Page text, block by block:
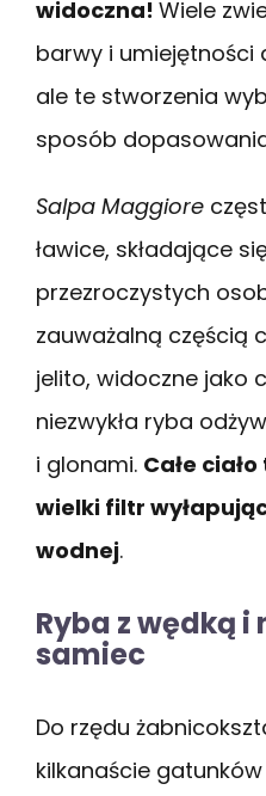
widoczna! Wiele
barwy i umiejętności
ale te stworzenia
sposób
Salpa Maggiore
ławice, składające
przezroczystych
zauważalną częścią
jelito, widoczne jako
niezwykła ryba
i glonami. Całe
wielki filtr
wodnej.
Ryba z wędką
samiec
Do rzędu
kilkanaście